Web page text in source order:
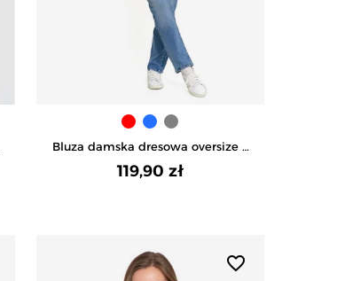
Bluza damska dresowa oversize z
kapturem - NIEBIESKI
119,90 zł
favorite_border